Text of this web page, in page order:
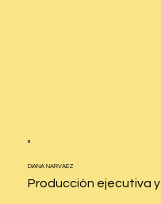
DIANA NARVÁEZ
Producción ejecutiva